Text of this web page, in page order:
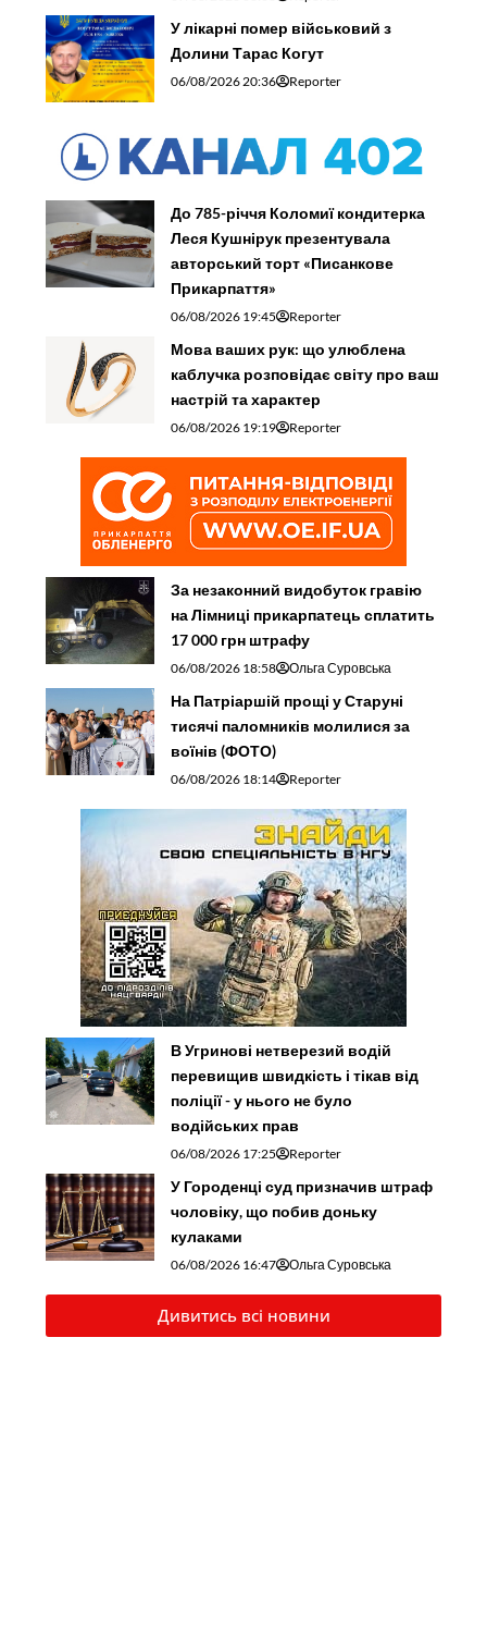
У лікарні помер військовий з
Долини Тарас Когут
06/08/2026 20:36 Reporter
До 785-річчя Коломиї кондитерка
Леся Кушнірук презентувала
авторський торт «Писанкове
Прикарпаття»
06/08/2026 19:45 Reporter
Мова ваших рук: що улюблена
каблучка розповідає світу про ваш
настрій та характер
06/08/2026 19:19 Reporter
За незаконний видобуток гравію
на Лімниці прикарпатець сплатить
17 000 грн штрафу
06/08/2026 18:58 Ольга Суровська
На Патріаршій прощі у Старуні
тисячі паломників молилися за
воїнів (ФОТО)
06/08/2026 18:14 Reporter
В Угринові нетверезий водій
перевищив швидкість і тікав від
поліції - у нього не було
водійських прав
06/08/2026 17:25 Reporter
У Городенці суд призначив штраф
чоловіку, що побив доньку
кулаками
06/08/2026 16:47 Ольга Суровська
Дивитись всі новини